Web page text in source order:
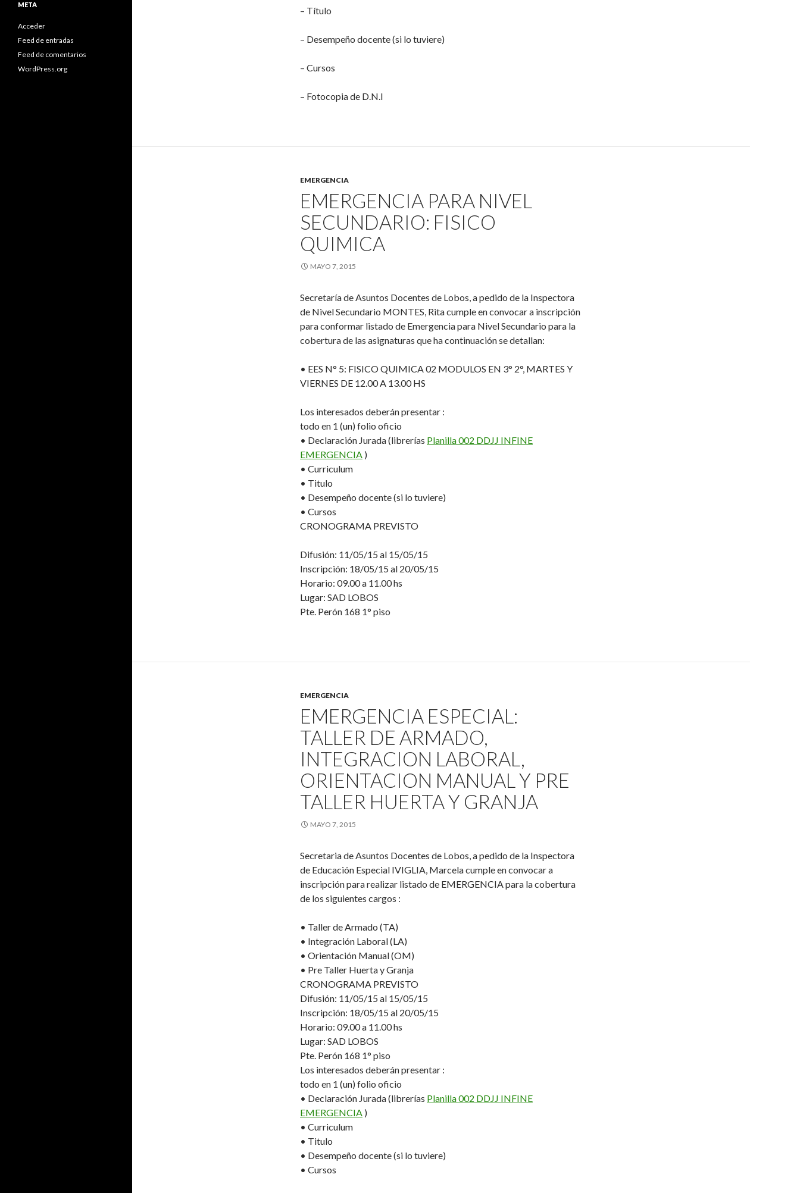
– Título
– Desempeño docente (si lo tuviere)
– Cursos
– Fotocopia de D.N.I
EMERGENCIA
EMERGENCIA PARA NIVEL
SECUNDARIO: FISICO
QUIMICA
MAYO 7, 2015
Secretaría de Asuntos Docentes de Lobos, a pedido de la Inspectora
de Nivel Secundario MONTES, Rita cumple en convocar a inscripción
para conformar listado de Emergencia para Nivel Secundario para la
cobertura de las asignaturas que ha continuación se detallan:
• EES N° 5: FISICO QUIMICA 02 MODULOS EN 3° 2°, MARTES Y
VIERNES DE 12.00 A 13.00 HS
Los interesados deberán presentar :
todo en 1 (un) folio oficio
• Declaración Jurada (librerías Planilla 002 DDJJ INFINE
EMERGENCIA )
• Curriculum
• Titulo
• Desempeño docente (si lo tuviere)
• Cursos
CRONOGRAMA PREVISTO
Difusión: 11/05/15 al 15/05/15
Inscripción: 18/05/15 al 20/05/15
Horario: 09.00 a 11.00 hs
Lugar: SAD LOBOS
Pte. Perón 168 1° piso
EMERGENCIA
EMERGENCIA ESPECIAL:
TALLER DE ARMADO,
INTEGRACION LABORAL,
ORIENTACION MANUAL Y PRE
TALLER HUERTA Y GRANJA
MAYO 7, 2015
Secretaria de Asuntos Docentes de Lobos, a pedido de la Inspectora
de Educación Especial IVIGLIA, Marcela cumple en convocar a
inscripción para realizar listado de EMERGENCIA para la cobertura
de los siguientes cargos :
• Taller de Armado (TA)
• Integración Laboral (LA)
• Orientación Manual (OM)
• Pre Taller Huerta y Granja
CRONOGRAMA PREVISTO
Difusión: 11/05/15 al 15/05/15
Inscripción: 18/05/15 al 20/05/15
Horario: 09.00 a 11.00 hs
Lugar: SAD LOBOS
Pte. Perón 168 1° piso
Los interesados deberán presentar :
todo en 1 (un) folio oficio
• Declaración Jurada (librerías Planilla 002 DDJJ INFINE
EMERGENCIA )
• Curriculum
• Titulo
• Desempeño docente (si lo tuviere)
• Cursos
META
Acceder
Feed de entradas
Feed de comentarios
WordPress.org